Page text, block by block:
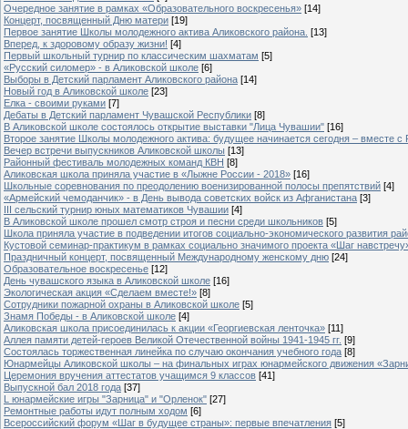
Очередное занятие в рамках «Образовательного воскресенья» [14]
Концерт, посвященный Дню матери [19]
Первое занятие Школы молодежного актива Аликовского района. [13]
Вперед, к здоровому образу жизни! [4]
Первый школьный турнир по классическим шахматам [5]
«Русский силомер» - в Аликовской школе [6]
Выборы в Детский парламент Аликовского района [14]
Новый год в Аликовской школе [23]
Елка - своими руками [7]
Дебаты в Детский парламент Чувашской Республики [8]
В Аликовской школе состоялось открытие выставки "Лица Чувашии" [16]
Второе занятие Школы молодежного актива: будущее начинается сегодня – вместе
Вечер встречи выпускников Аликовской школы [13]
Районный фестиваль молодежных команд КВН [8]
Аликовская школа приняла участие в «Лыжне России - 2018» [16]
Школьные соревнования по преодолению военизированной полосы препятствий [4]
«Армейский чемоданчик» - в День вывода советских войск из Афганистана [3]
III сельский турнир юных математиков Чувашии [4]
В Аликовской школе прошел смотр строя и песни среди школьников [5]
Школа приняла участие в подведении итогов социально-экономического развития
Кустовой семинар-практикум в рамках социально значимого проекта «Шаг
Праздничный концерт, посвященный Международному женскому дню [24]
Образовательное воскресенье [12]
День чувашского языка в Аликовской школе [16]
Экологическая акция «Сделаем вместе!» [8]
Сотрудники пожарной охраны в Аликовской школе [5]
Знамя Победы - в Аликовской школе [4]
Аликовская школа присоединилась к акции «Георгиевская ленточка» [11]
Аллея памяти детей-героев Великой Отечественной войны 1941-1945 гг. [9]
Cостоялась торжественная линейка по случаю окончания учебного года [8]
Юнармейцы Аликовской школы – на финальных играх юнармейского движения
Церемония вручения аттестатов учащимся 9 классов [41]
Выпускной бал 2018 года [37]
L юнармейские игры "Зарница" и "Орленок" [27]
Ремонтные работы идут полным ходом [6]
Всероссийский форум «Шаг в будущее страны»: первые впечатления [5]